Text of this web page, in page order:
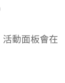
活動面板會在